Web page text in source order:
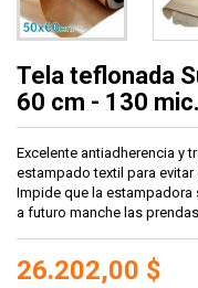
Tela teflonada
60 cm - 130 mic.
Excelente antiadherencia y
estampado textil para
Impide que la estampadora
a futuro manche las
26.202,00 $